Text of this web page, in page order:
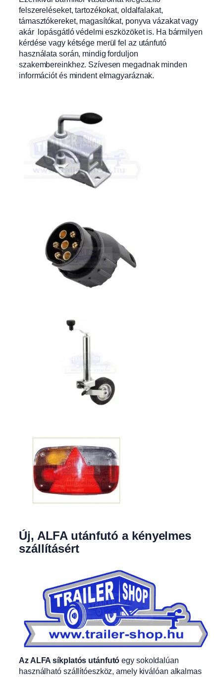
felszereléseket, tartozékokat, oldalfalakat,
támasztókereket, magasítókat, ponyva vázakat vagy
akár lopásgátló védelmi eszközöket is. Ha bármilyen
kérdése vagy kétsége merül fel az utánfutó
használata során, mindig forduljon
szakembereinkhez. Szívesen megadnak minden
információt és mindent elmagyaráznak.
Új, ALFA utánfutó a kényelmes
szállításért
Az ALFA síkplatós utánfutó egy sokoldalúan
használható szállítóeszköz, amely kiválóan alkalmas